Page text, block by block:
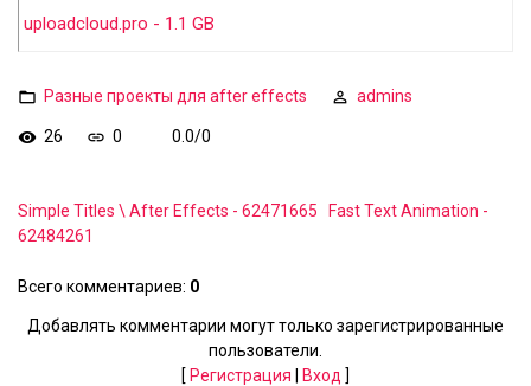
uploadcloud.pro - 1.1 GB
Разные проекты для after effects admins
26 0 0.0/0
Simple Titles \ After Effects - 62471665
Fast Text Animation -
62484261
Всего комментариев: 0
Добавлять комментарии могут только зарегистрированные
пользователи.
[ Регистрация Вход ]